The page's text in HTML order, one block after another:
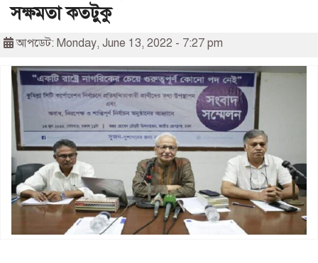
সক্ষমতা কতটুকু
আপডেট: Monday, June 13, 2022 - 7:27 pm